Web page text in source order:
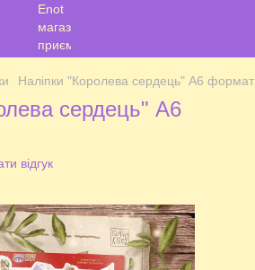
Наліпки "Королева сердець" А6 формат
сердець" А6
відгук